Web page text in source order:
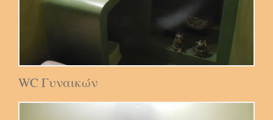
WC Γυναικών